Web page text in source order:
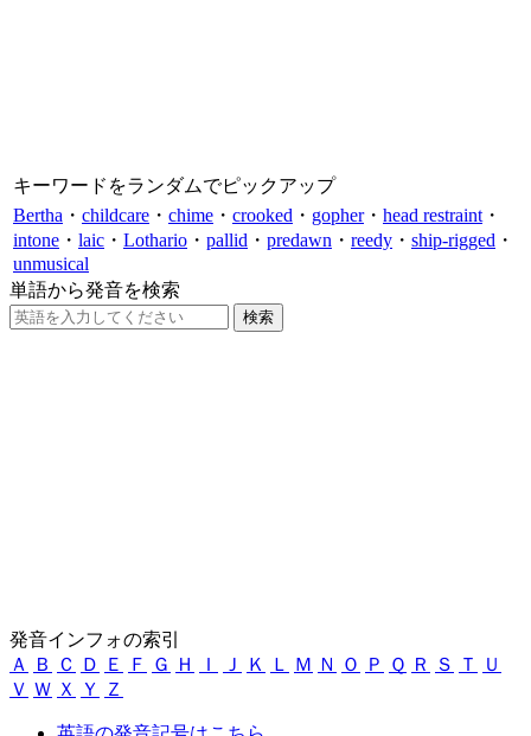
キーワードをランダムでピックアップ
Bertha ・ childcare ・ chime ・ crooked ・ gopher・ head restraint ・
intone ・ laic ・ Lothario ・ pallid ・ predawn ・ reedy ・ ship-rigged ・
unmusical
単語から発音を検索
発音インフォの索引
Ａ
Ｂ Ｃ Ｄ Ｅ Ｆ Ｇ Ｈ Ｉ Ｊ Ｋ Ｌ Ｍ Ｎ Ｏ Ｐ Ｑ Ｒ Ｓ Ｔ
Ｕ
Ｖ Ｗ Ｘ Ｙ Ｚ